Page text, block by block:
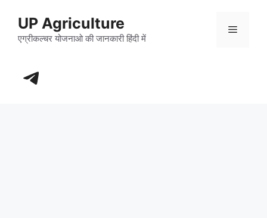
content
UP Agriculture
एग्रीकल्चर योजनाओ की जानकारी हिंदी में
Menu
https://t.me/+_dXT-DwpRj03ZDhl